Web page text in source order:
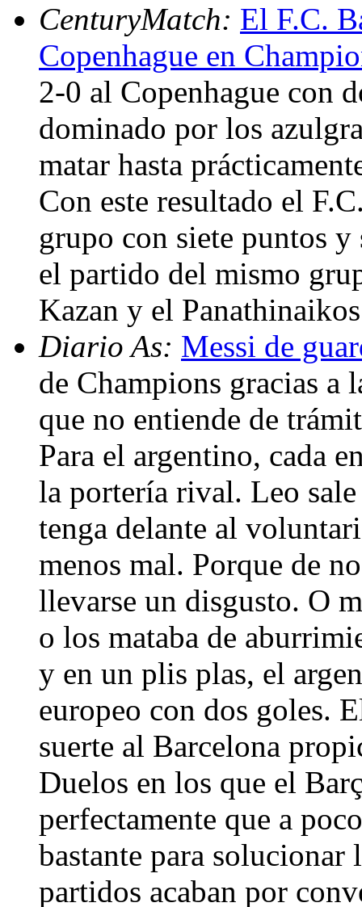
CenturyMatch: El F.C.
Copenhague en
2-0 al Copenhague con
dominado por los
matar hasta
Con este resultado el
grupo con siete puntos
el partido del mismo
Kazan y el
Diario As: Messi de
de Champions gracias a
que no entiende de
Para el argentino, cada
la portería rival. Leo
tenga delante al
menos mal. Porque de
llevarse un disgusto. O
o los mataba de
y en un plis plas, el
europeo con dos goles.
suerte al Barcelona
Duelos en los que el
perfectamente que a
bastante para solucionar
partidos acaban por